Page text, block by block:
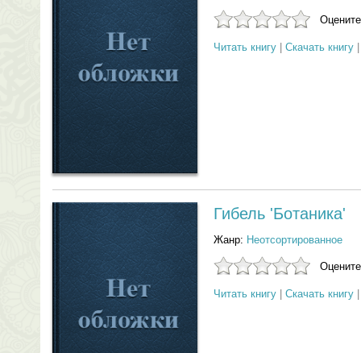
Читать книгу Скачать книгу
Гибель 'Ботаника'
Жанр: Неотсортированное
Читать книгу Скачать книгу